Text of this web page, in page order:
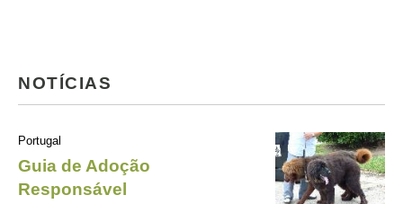
NOTÍCIAS
Portugal
Guia de Adoção
Responsável